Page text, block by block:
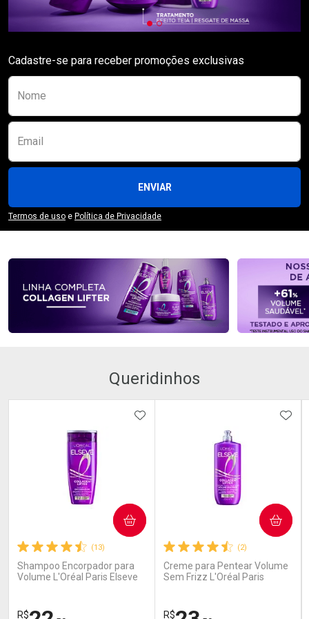
Cadastre-se para receber promoções exclusivas
Nome
Email
ENVIAR
Termos de uso e Política de Privacidade
Queridinhos
(13)
Shampoo Encorpador para
Volume L'Oréal Paris Elseve
R$
ADICIONAR AOS FAVORITOS
COMPRAR
(2)
Creme para Pentear Volume
Sem Frizz L'Oréal Paris
R$
COMPRAR